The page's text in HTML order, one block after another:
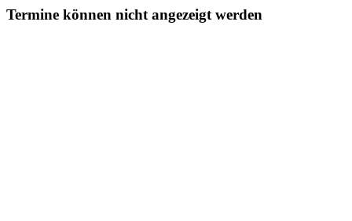
Termine können nicht angezeigt werden